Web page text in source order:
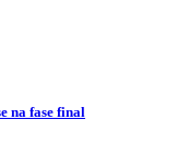
na fase final